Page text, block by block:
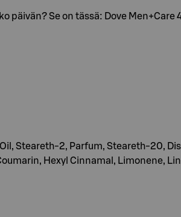
päivän? Se on tässä: Dove
Steareth-2, Parfum, Steareth-20,
Hexyl Cinnamal, Limonene,